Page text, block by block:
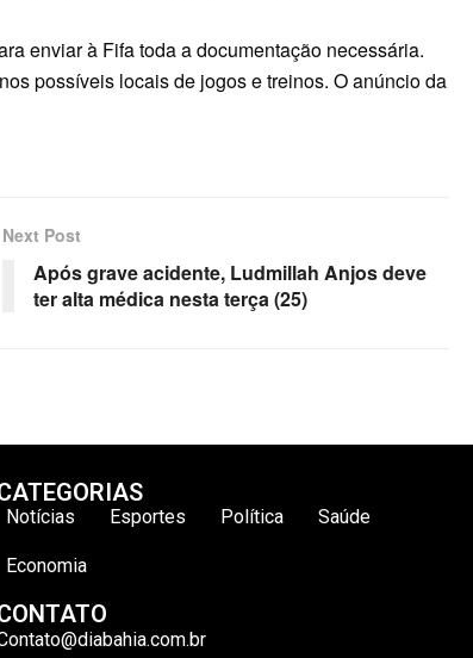
enviar à Fifa toda a documentação necessária.
possíveis locais de jogos e treinos. O anúncio da
Next Post
Após grave acidente, Ludmillah Anjos deve
ter alta médica nesta terça (25)
Notícias Esportes Política Saúde
Economia